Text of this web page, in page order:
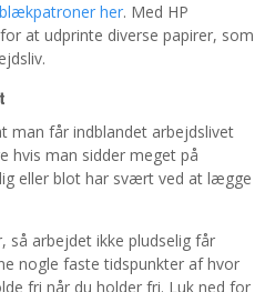
her. Med HP
at udprinte diverse papirer, som
man får indblandet arbejdslivet
hvis man sidder meget på
eller blot har svært ved at lægge
arbejdet ikke pludselig får
nogle faste tidspunkter af hvor
fri når du holder fri. Luk ned for